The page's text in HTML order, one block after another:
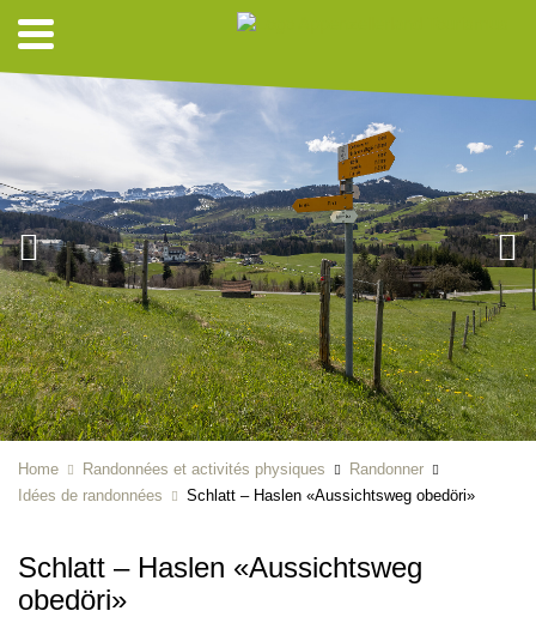
Home Randonnées et activités physiques
Randonner
Idées de randonnées
Schlatt – Haslen «Aussichtsweg obedöri»
Schlatt – Haslen «Aussichtsweg
obedöri»